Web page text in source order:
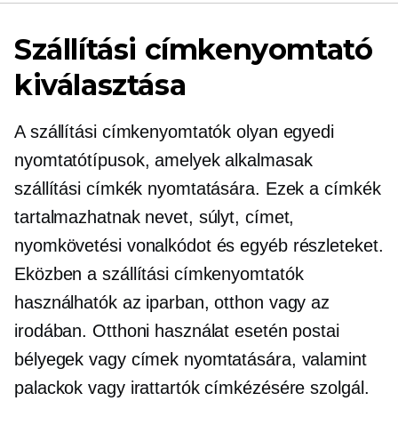
Szállítási címkenyomtató
kiválasztása
A szállítási címkenyomtatók olyan egyedi
nyomtatótípusok, amelyek alkalmasak
szállítási címkék nyomtatására. Ezek a címkék
tartalmazhatnak nevet, súlyt, címet,
nyomkövetési vonalkódot és egyéb részleteket.
Eközben a szállítási címkenyomtatók
használhatók az iparban, otthon vagy az
irodában. Otthoni használat esetén postai
bélyegek vagy címek nyomtatására, valamint
palackok vagy irattartók címkézésére szolgál.